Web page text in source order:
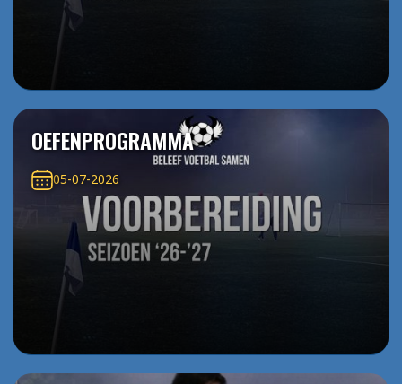
OEFENPROGRAMMA
05-07-2026